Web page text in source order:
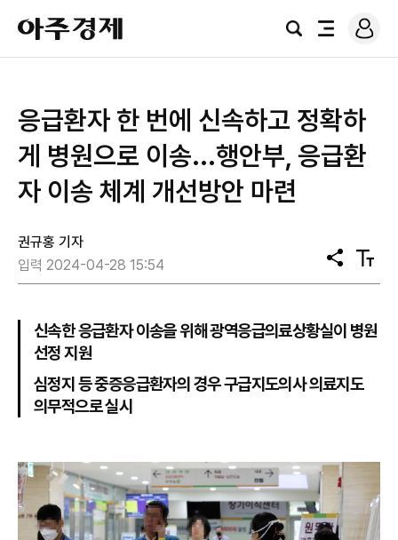
아
주
경
검
전
로
그
응급환자 한 번에 신속하고 정확하
게 병원으로 이송...행안부, 응급환
자 이송 체계 개선방안 마련
권규홍 기자
입력 2024-04-28 15:54
공
유
텍
스
기
신속한 응급환자 이송을 위해 광역응급의료상황실이 병원
선정 지원
심정지 등 중증응급환자의 경우 구급지도의사 의료지도
의무적으로 실시